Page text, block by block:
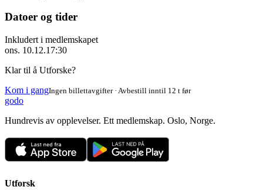
Datoer og tider
Inkludert i medlemskapet
ons. 10.12.17:30
Klar til å Utforske?
Kom i gangIngen billettavgifter · Avbestill inntil 12 t før
godo
Hundrevis av opplevelser. Ett medlemskap. Oslo, Norge.
Utforsk